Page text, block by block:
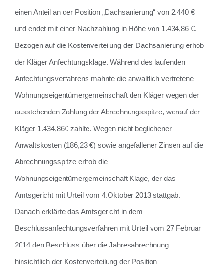
einen Anteil an der Position „Dachsanierung“ von 2.440 €
und endet mit einer Nachzahlung in Höhe von 1.434,86 €.
Bezogen auf die Kostenverteilung der Dachsanierung erhob
der Kläger Anfechtungsklage. Während des laufenden
Anfechtungsverfahrens mahnte die anwaltlich vertretene
Wohnungseigentümergemeinschaft den Kläger wegen der
ausstehenden Zahlung der Abrechnungsspitze, worauf der
Kläger 1.434,86€ zahlte. Wegen nicht beglichener
Anwaltskosten (186,23 €) sowie angefallener Zinsen auf die
Abrechnungsspitze erhob die
Wohnungseigentümergemeinschaft Klage, der das
Amtsgericht mit Urteil vom 4.Oktober 2013 stattgab.
Danach erklärte das Amtsgericht in dem
Beschlussanfechtungsverfahren mit Urteil vom 27.Februar
2014 den Beschluss über die Jahresabrechnung
hinsichtlich der Kostenverteilung der Position